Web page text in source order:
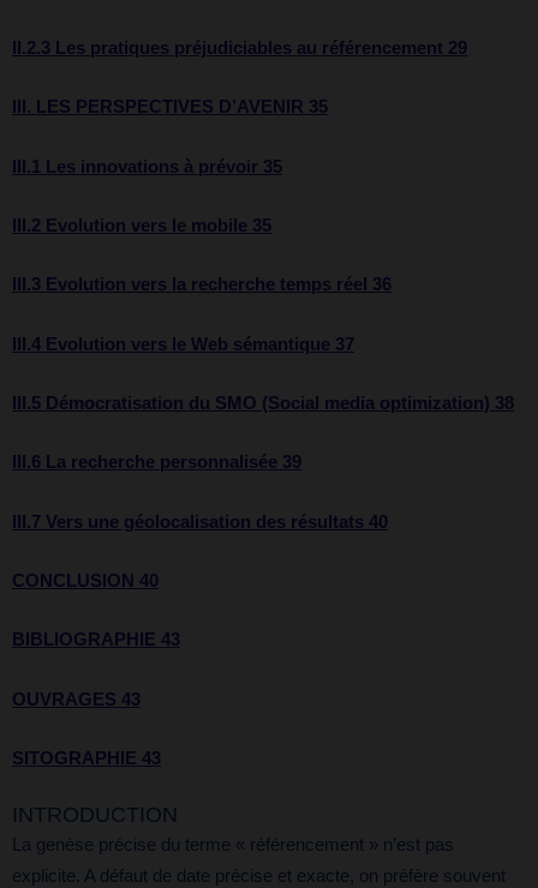
II.2.3 Les pratiques préjudiciables au référencement 29
III. LES PERSPECTIVES D’AVENIR 35
III.1 Les innovations à prévoir 35
III.2 Evolution vers le mobile 35
III.3 Evolution vers la recherche temps réel 36
III.4 Evolution vers le Web sémantique 37
III.5 Démocratisation du SMO (Social media optimization) 38
III.6 La recherche personnalisée 39
III.7 Vers une géolocalisation des résultats 40
CONCLUSION 40
BIBLIOGRAPHIE 43
OUVRAGES 43
SITOGRAPHIE 43
INTRODUCTION
La genèse précise du terme « référencement » n’est pas
explicite. A défaut de date précise et exacte, on préfère souvent